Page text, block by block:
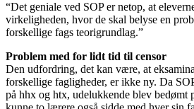
“Det geniale ved SOP er netop, at
virkeligheden, hvor de skal belyse en
forskellige fags teorigrundlag.”
Problem med for lidt tid til censor
Den udfordring, det kan være, at
forskellige fagligheder, er ikke ny. Da
på hhx og htx, udelukkende blev bedømt